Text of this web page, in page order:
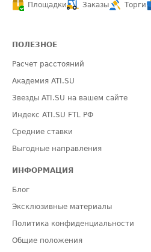
Площадки
Заказы Торги
ПОЛЕЗНОЕ
Расчет расстояний
Академия ATI.SU
Звезды ATI.SU на вашем сайте
Индекс ATI.SU FTL РФ
Средние ставки
Выгодные направления
ИНФОРМАЦИЯ
Блог
Эксклюзивные материалы
Политика конфиденциальности
Общие положения